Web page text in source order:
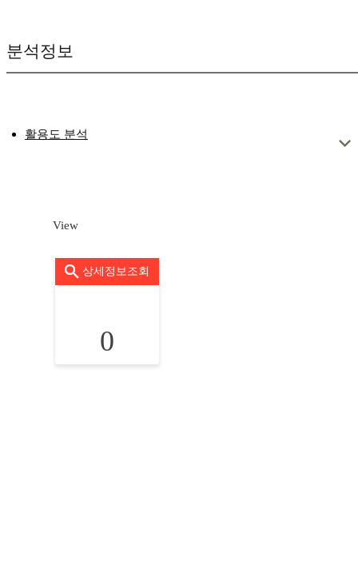
분석정보
활용도 분석
View
상세정보조회
0